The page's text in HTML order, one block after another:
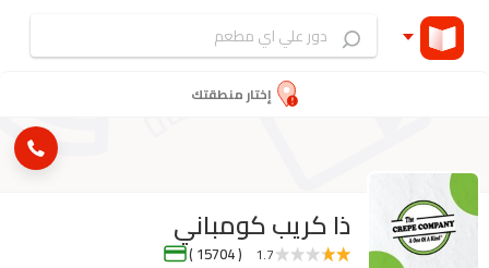
إختار منطقتك
ذا كريب كومباني
1.7
( 15704 )